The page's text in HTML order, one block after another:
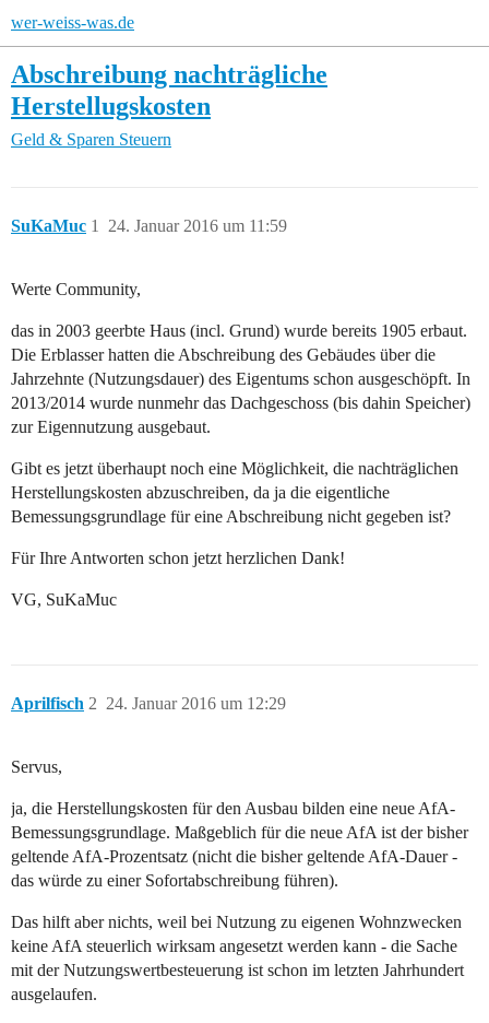
wer-weiss-was.de
Abschreibung nachträgliche
Herstellugskosten
Geld & Sparen Steuern
SuKaMuc 24. Januar 2016 um 11:59
1
Werte Community,
das in 2003 geerbte Haus (incl. Grund) wurde bereits 1905 erbaut.
Die Erblasser hatten die Abschreibung des Gebäudes über die
Jahrzehnte (Nutzungsdauer) des Eigentums schon ausgeschöpft. In
2013/2014 wurde nunmehr das Dachgeschoss (bis dahin Speicher)
zur Eigennutzung ausgebaut.
Gibt es jetzt überhaupt noch eine Möglichkeit, die nachträglichen
Herstellungskosten abzuschreiben, da ja die eigentliche
Bemessungsgrundlage für eine Abschreibung nicht gegeben ist?
Für Ihre Antworten schon jetzt herzlichen Dank!
VG, SuKaMuc
Aprilfisch 24. Januar 2016 um 12:29
2
Servus,
ja, die Herstellungskosten für den Ausbau bilden eine neue AfA-
Bemessungsgrundlage. Maßgeblich für die neue AfA ist der bisher
geltende AfA-Prozentsatz (nicht die bisher geltende AfA-Dauer -
das würde zu einer Sofortabschreibung führen).
Das hilft aber nichts, weil bei Nutzung zu eigenen Wohnzwecken
keine AfA steuerlich wirksam angesetzt werden kann - die Sache
mit der Nutzungswertbesteuerung ist schon im letzten Jahrhundert
ausgelaufen.